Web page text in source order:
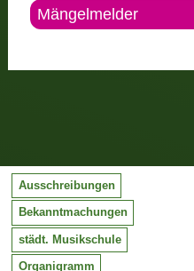
Mängelmelder
Ausschreibungen
Bekanntmachungen
städt. Musikschule
Organigramm